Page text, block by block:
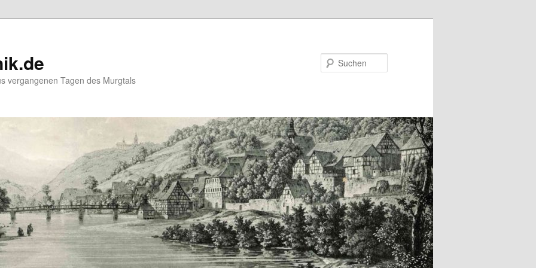
vergangenen Tagen des Murgtals